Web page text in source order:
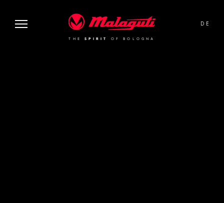
THESPIRIT OF BOLOGNA
DE